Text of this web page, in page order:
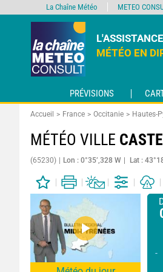
L'ASSISTANCE
MÉTÉO EN
PRÉVISIONS
Accueil France Occitanie Hautes-
MÉTÉO VILLE
(65230) Lon : 0°35’,328 W Lat :
-
La Chaîne Météo METEO